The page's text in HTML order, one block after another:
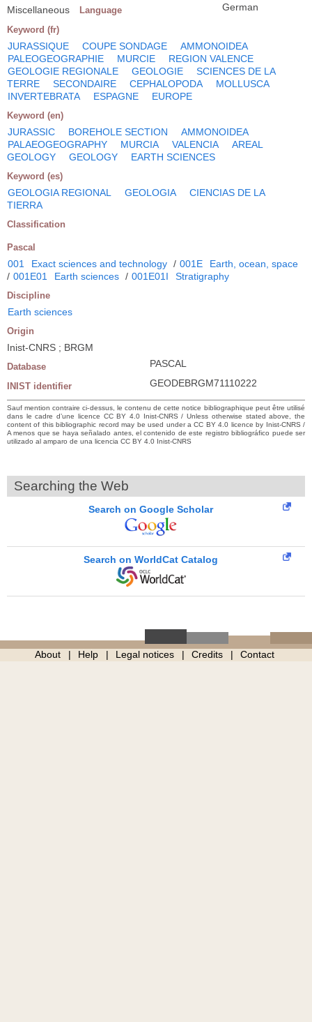
Miscellaneous Language German
Keyword (fr)
JURASSIQUE COUPE SONDAGE
AMMONOIDEA
PALEOGEOGRAPHIE
MURCIE
REGION VALENCE
GEOLOGIE REGIONALE
GEOLOGIE
SCIENCES DE LA
TERRE
SECONDAIRE CEPHALOPODA
MOLLUSCA
INVERTEBRATA
ESPAGNE EUROPE
Keyword (en)
JURASSIC BOREHOLE SECTION
AMMONOIDEA
PALAEOGEOGRAPHY
MURCIA VALENCIA
AREAL
GEOLOGY
GEOLOGY EARTH SCIENCES
Keyword (es)
GEOLOGIA REGIONAL GEOLOGIA
CIENCIAS DE LA
TIERRA
Classification
Pascal
001 Exact sciences and technology / 001E
Earth, ocean, space
/ 001E01 Earth sciences / 001E01I Stratigraphy
Discipline
Earth sciences
Origin
Inist-CNRS ; BRGM
Database PASCAL
INIST identifier GEODEBRGM71110222
Sauf mention contraire ci-dessus, le contenu de cette notice bibliographique peut être utilisé
dans le cadre d’une licence CC BY 4.0 Inist-CNRS / Unless otherwise stated above, the
content of this bibliographic record may be used under a CC BY 4.0 licence by Inist-CNRS /
A menos que se haya señalado antes, el contenido de este registro bibliográfico puede ser
utilizado al amparo de una licencia CC BY 4.0 Inist-CNRS
Searching the Web
Search on Google Scholar
Search on WorldCat Catalog
About Help Legal notices Credits Contact